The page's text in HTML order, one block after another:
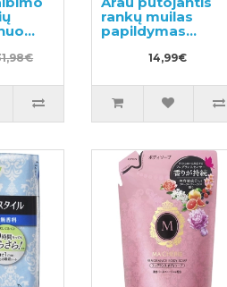
+
rankų muilas
papildymas
14,99€